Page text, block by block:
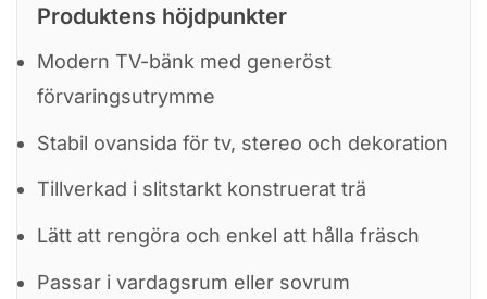
Produktens höjdpunkter
Modern TV-bänk med generöst
förvaringsutrymme
Stabil ovansida för tv, stereo och dekoration
Tillverkad i slitstarkt konstruerat trä
Lätt att rengöra och enkel att hålla fräsch
Passar i vardagsrum eller sovrum